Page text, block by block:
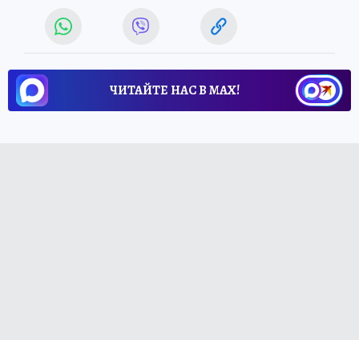
ЧИТАЙТЕ НАС В МАХ!